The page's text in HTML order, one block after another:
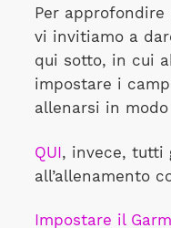
Per approfondire
vi invitiamo a
qui sotto, in cui
impostare i
allenarsi in
QUI, invece, tutti
all’allenamento
Impostare il